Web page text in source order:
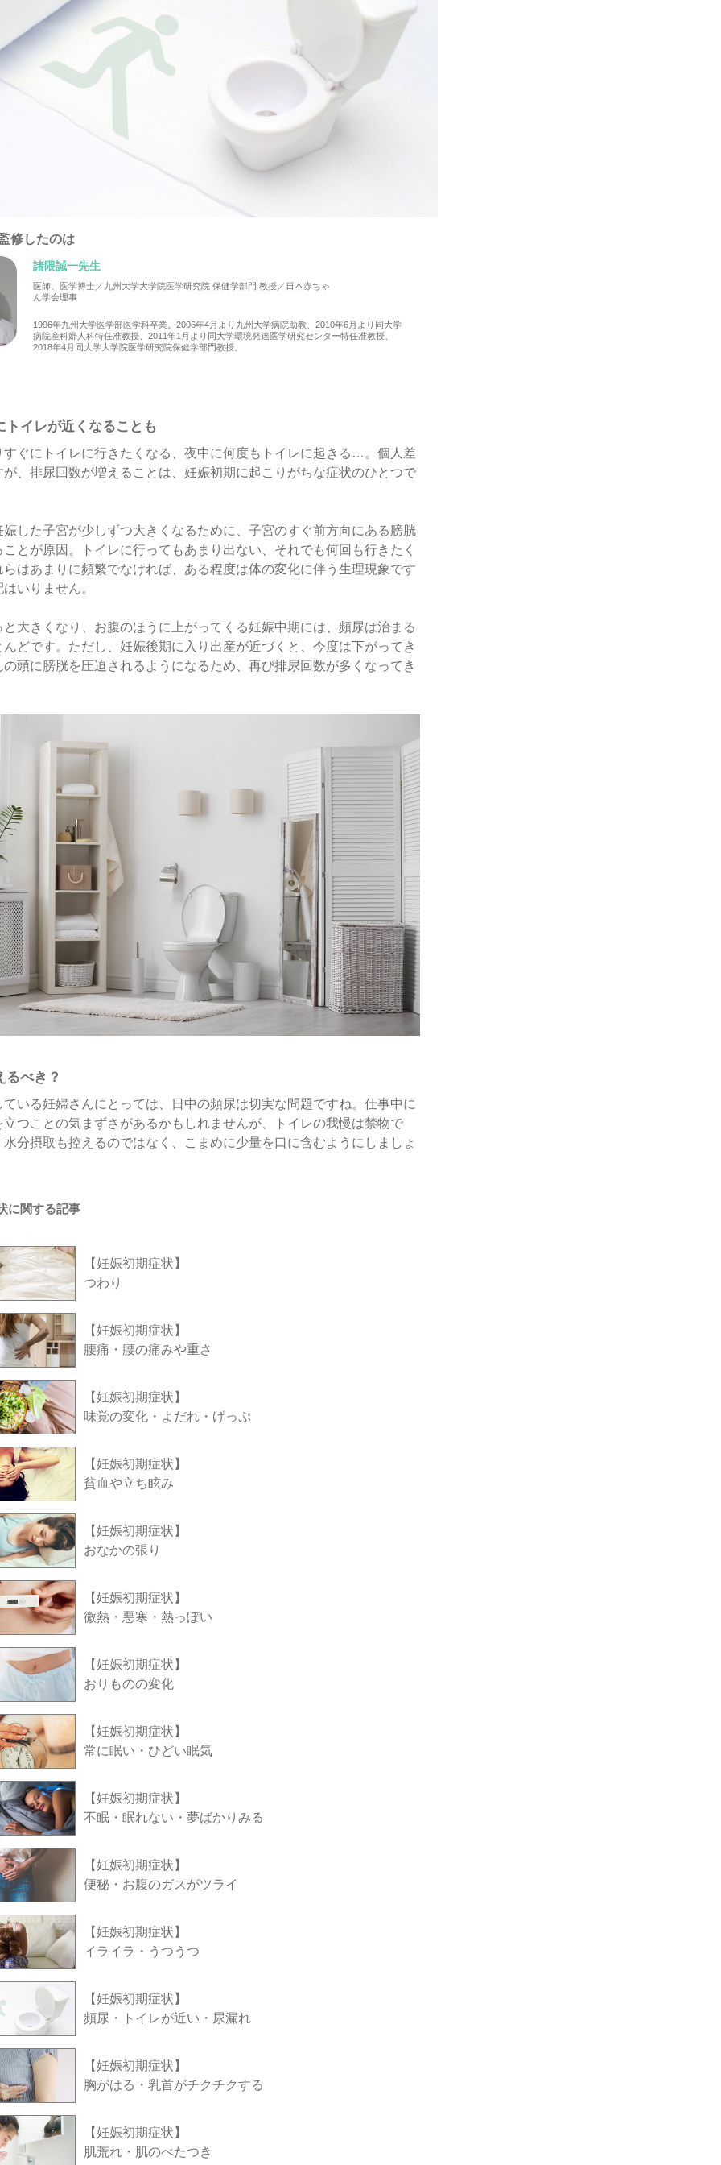
修したのは
諸隈誠一先生
医師、医学博士／九州大学大学院医学研究院 保健学部門 教授／日本赤ちゃ
ん学会理事
1996年九州大学医学部医学科卒業。2006年4月より九州大学病院助教、2010年6月より同大学
病院産科婦人科特任准教授、2011年1月より同大学環境発達医学研究センター特任准教授、
2018年4月同大学大学院医学研究院保健学部門教授。
トイレが近くなることも
すぐにトイレに行きたくなる、夜中に何度もトイレに起きる…。個人差
が、排尿回数が増えることは、妊娠初期に起こりがちな症状のひとつで
娠した子宮が少しずつ大きくなるために、子宮のすぐ前方向にある膀胱
とが原因。トイレに行ってもあまり出ない、それでも何回も行きたく
らはあまりに頻繁でなければ、ある程度は体の変化に伴う生理現象です
いりません。
と大きくなり、お腹のほうに上がってくる妊娠中期には、頻尿は治まる
んどです。ただし、妊娠後期に入り出産が近づくと、今度は下がってき
の頭に膀胱を圧迫されるようになるため、再び排尿回数が多くなってき
るべき？
ている妊婦さんにとっては、日中の頻尿は切実な問題ですね。仕事中に
立つことの気まずさがあるかもしれませんが、トイレの我慢は禁物で
水分摂取も控えるのではなく、こまめに少量を口に含むようにしましょ
に関する記事
【妊娠初期症状】
つわり
【妊娠初期症状】
腰痛・腰の痛みや重さ
【妊娠初期症状】
味覚の変化・よだれ・げっぷ
【妊娠初期症状】
貧血や立ち眩み
【妊娠初期症状】
おなかの張り
【妊娠初期症状】
微熱・悪寒・熱っぽい
【妊娠初期症状】
おりものの変化
【妊娠初期症状】
常に眠い・ひどい眠気
【妊娠初期症状】
不眠・眠れない・夢ばかりみる
【妊娠初期症状】
便秘・お腹のガスがツライ
【妊娠初期症状】
イライラ・うつうつ
【妊娠初期症状】
頻尿・トイレが近い・尿漏れ
【妊娠初期症状】
胸がはる・乳首がチクチクする
【妊娠初期症状】
肌荒れ・肌のべたつき